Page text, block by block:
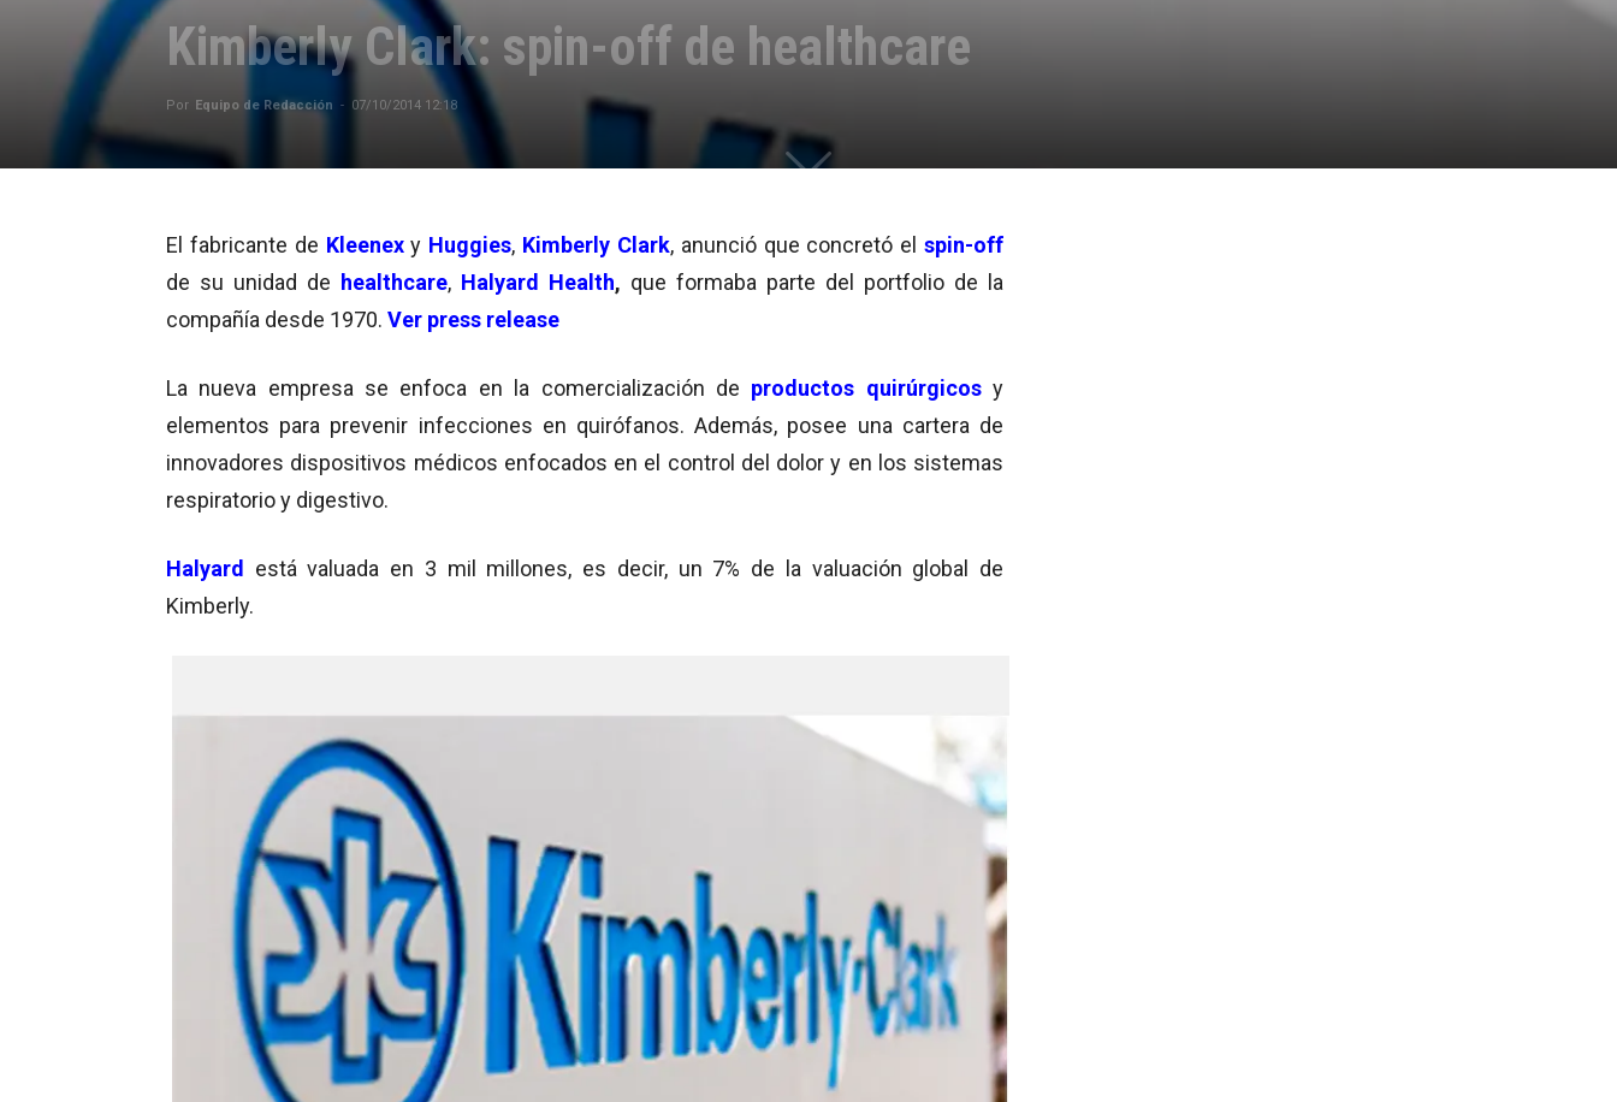
Kimberly Clark: spin-off de healthcare
Por Equipo de Redacción - 07/10/2014 12:18
El fabricante de Kleenex y Huggies, Kimberly Clark, anunció que concretó elspin-off
de su unidad de healthcare, Halyard Health, que formaba parte del portfolio de la
compañía desde 1970. Ver press release
La nueva empresa se enfoca en la comercialización de productos quirúrgicos y
elementos para prevenir infecciones en quirófanos. Además, posee una cartera de
innovadores dispositivos médicos enfocados en el control del dolor y en los sistemas
respiratorio y digestivo.
Halyard está valuada en 3 mil millones, es decir, un 7% de la valuación global de
Kimberly.